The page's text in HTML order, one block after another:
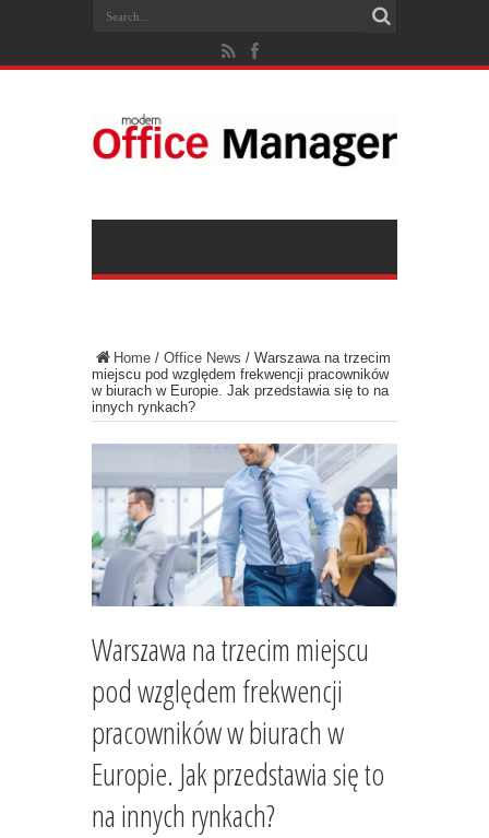
Home / Office News / Warszawa na trzecim
miejscu pod względem frekwencji pracowników
w biurach w Europie. Jak przedstawia się to na
innych rynkach?
Warszawa na trzecim miejscu
pod względem frekwencji
pracowników w biurach w
Europie. Jak przedstawia się to
na innych rynkach?